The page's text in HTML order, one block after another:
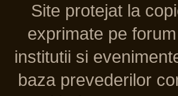
Site protejat la
exprimate pe
institutii si
baza prevederilor